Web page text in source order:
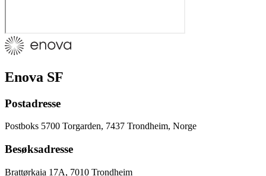
Enova SF
Postadresse
Postboks 5700 Torgarden, 7437 Trondheim, Norge
Besøksadresse
Brattørkaia 17A, 7010 Trondheim